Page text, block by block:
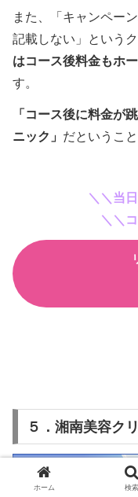
また、「キャンペー
記載しない」という
はコース後料金もホ
す。
「コース後に料金が
ニック」 だというこ
＼＼当
＼＼
５．湘南美容ク
ホーム 検索